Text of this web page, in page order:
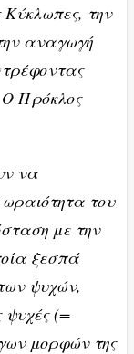
Κύκλωπες, την
αναγωγή
Ο Πρόκλος
να
του
με την
ξεσπά
ψυχών,
ψυχές (=
μορφών της